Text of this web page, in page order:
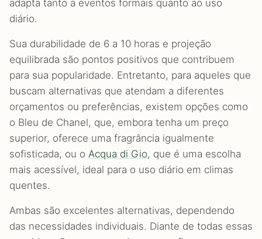
adapta tanto a eventos formais quanto ao uso
diário.
Sua durabilidade de 6 a 10 horas e projeção
equilibrada são pontos positivos que contribuem
para sua popularidade. Entretanto, para aqueles que
buscam alternativas que atendam a diferentes
orçamentos ou preferências, existem opções como
o Bleu de Chanel, que, embora tenha um preço
superior, oferece uma fragrância igualmente
sofisticada, ou o Acqua di Gio, que é uma escolha
mais acessível, ideal para o uso diário em climas
quentes.
Ambas são excelentes alternativas, dependendo
das necessidades individuais. Diante de todas essas